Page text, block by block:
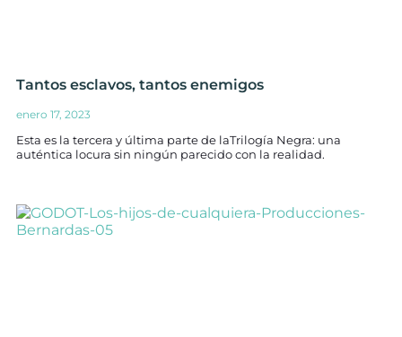
Tantos esclavos, tantos enemigos
enero 17, 2023
Esta es la tercera y última parte de laTrilogía Negra: una
auténtica locura sin ningún parecido con la realidad.